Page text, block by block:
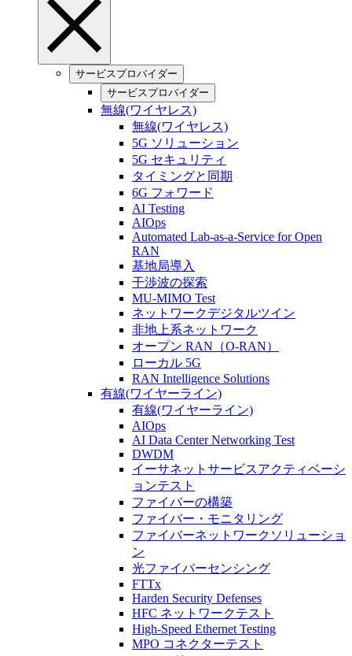
サービスプロバイダー
サービスプロバイダー
無線(ワイヤレス)
無線(ワイヤレス)
5G ソリューション
5G セキュリティ
タイミングと同期
6G フォワード
AI Testing
AIOps
Automated Lab-as-a-Service for Open
RAN
基地局導入
干渉波の探索
MU-MIMO Test
ネットワークデジタルツイン
非地上系ネットワーク
オープン RAN（O-RAN）
ローカル 5G
RAN Intelligence Solutions
有線(ワイヤーライン)
有線(ワイヤーライン)
AIOps
AI Data Center Networking Test
DWDM
イーサネットサービスアクティベーシ
ョンテスト
ファイバーの構築
ファイバー・モニタリング
ファイバーネットワークソリューショ
ン
光ファイバーセンシング
FTTx
Harden Security Defenses
HFC ネットワークテスト
High-Speed Ethernet Testing
MPO コネクターテスト